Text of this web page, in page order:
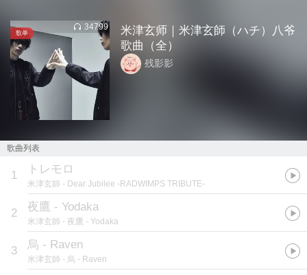
歌单
34799
米津玄师｜米津玄師（ハチ）八爷
歌曲（全）
残影影
歌曲列表
1 トレモロ
米津玄師 - Dear Jubilee -RADWIMPS TRIBUTE-
2 夜鷹 - Yodaka
米津玄師 - 夜鷹 - Yodaka
3 烏 - Raven
米津玄師 - 烏 - Raven